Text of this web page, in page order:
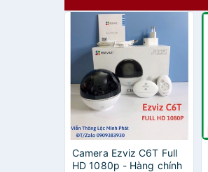
Camera Ezviz C6T Full
HD 1080p - Hàng chính